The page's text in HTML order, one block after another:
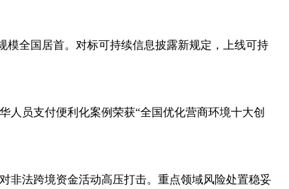
模全国居首。对标可持续信息披露新规定，上线可持
员支付便利化案例荣获“全国优化营商环境十大创
非法跨境资金活动高压打击。重点领域风险处置稳妥